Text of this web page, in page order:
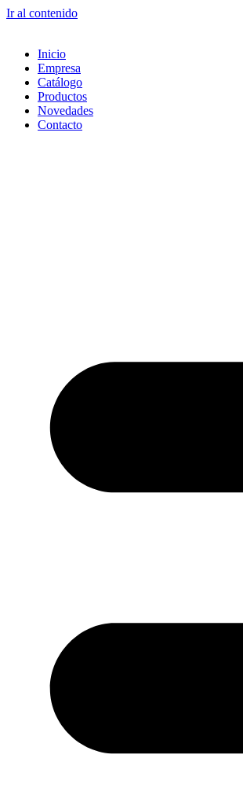
Ir al contenido
Inicio
Empresa
Catálogo
Productos
Novedades
Contacto